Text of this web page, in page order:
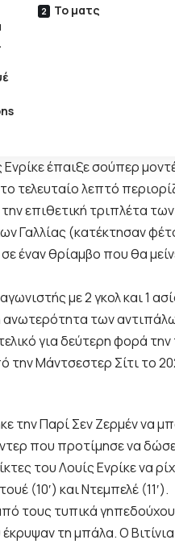
Το ματς
έπαιξε σούπερ
τελευταίο λεπτό
επιθετική τριπλέτα
Γαλλίας (κατέκτησαν
έναν θρίαμβο που θα
με 2 γκολ και 1
των
για δεύτερη φορά την
την Μάντσεστερ Σίτι το
την Παρί Σεν Ζερμέν να
που προτίμησε να
του Λουίς Ενρίκε να
(10′) και Ντεμπελέ (11′).
τους τυπικά
τη μπάλα. Ο